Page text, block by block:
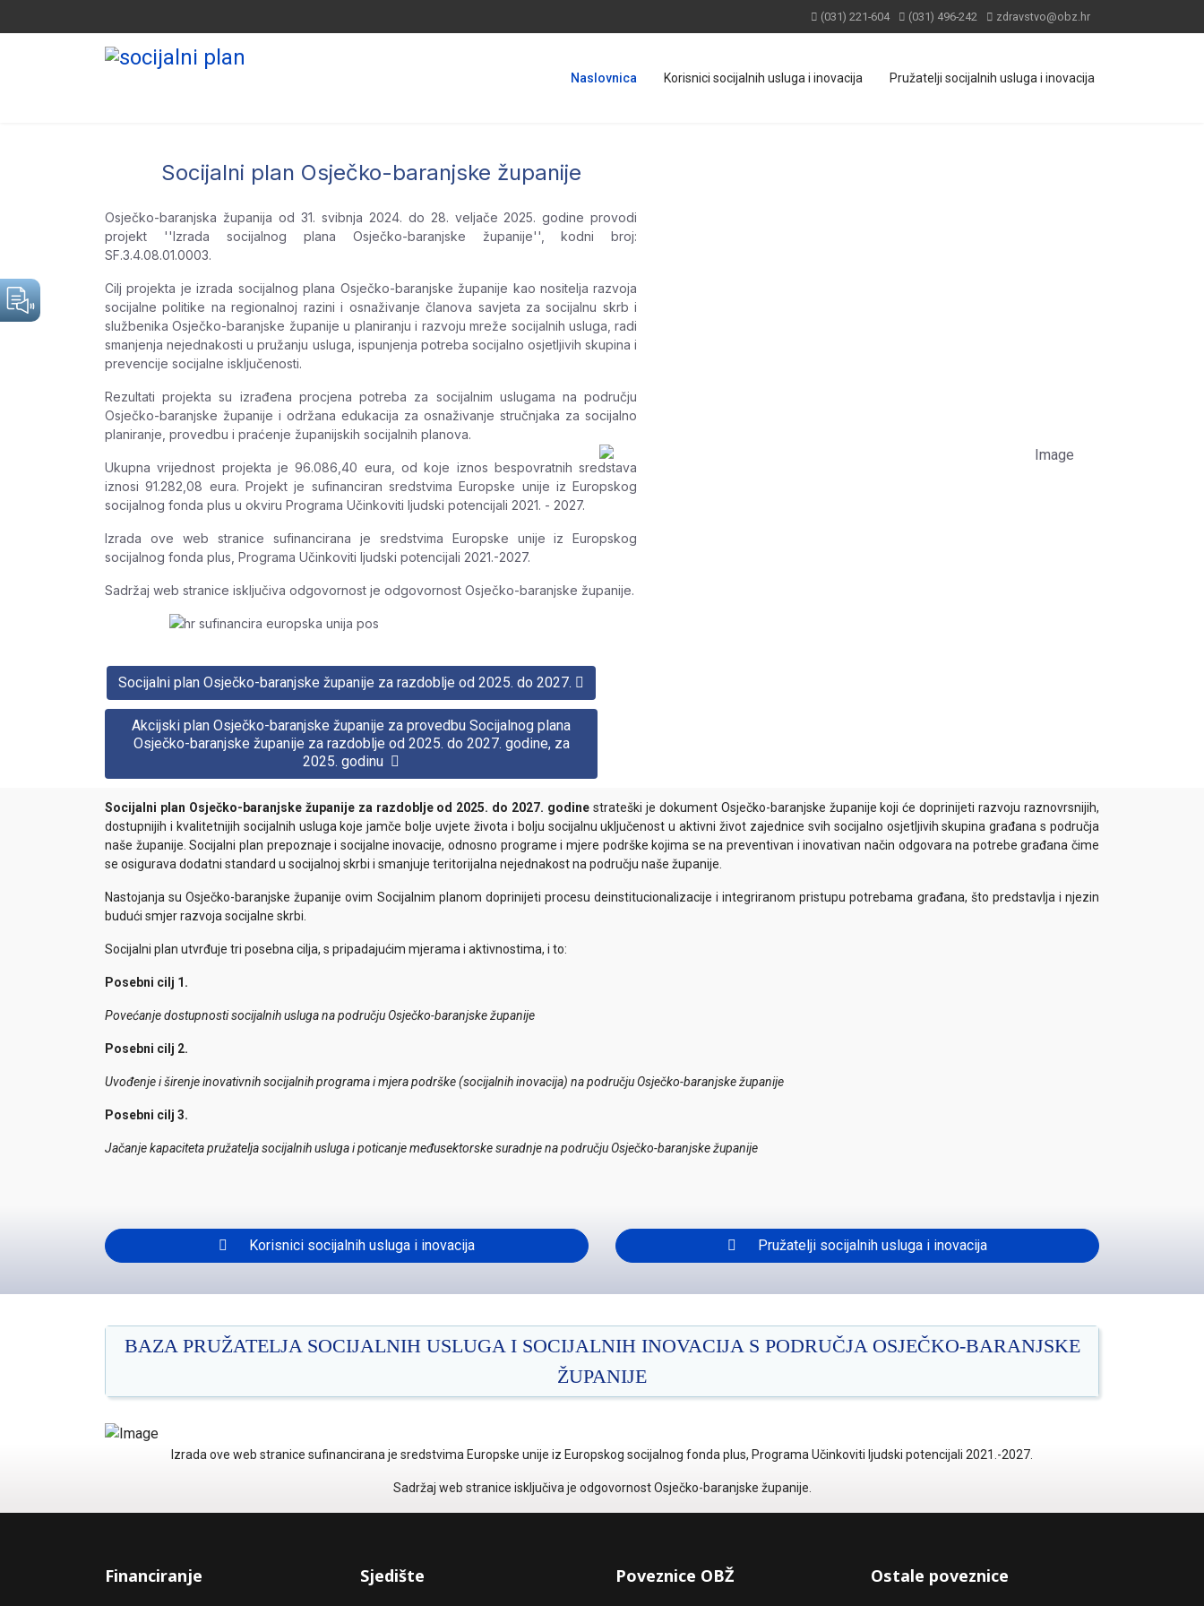
(031) 221-604 (031) 496-242 zdravstvo@obz.hr
Naslovnica Korisnici socijalnih usluga i inovacija Pružatelji socijalnih usluga i inovacija
Socijalni plan Osječko-baranjske županije
Osječko-baranjska županija od 31. svibnja 2024. do 28. veljače 2025. godine provodi
projekt ''Izrada socijalnog plana Osječko-baranjske županije'', kodni broj:
SF.3.4.08.01.0003.
Cilj projekta je izrada socijalnog plana Osječko-baranjske županije kao nositelja razvoja
socijalne politike na regionalnoj razini i osnaživanje članova savjeta za socijalnu skrb i
službenika Osječko-baranjske županije u planiranju i razvoju mreže socijalnih usluga, radi
smanjenja nejednakosti u pružanju usluga, ispunjenja potreba socijalno osjetljivih skupina i
prevencije socijalne isključenosti.
Rezultati projekta su izrađena procjena potreba za socijalnim uslugama na području
Osječko-baranjske županije i održana edukacija za osnaživanje stručnjaka za socijalno
planiranje, provedbu i praćenje županijskih socijalnih planova.
Ukupna vrijednost projekta je 96.086,40 eura, od koje iznos bespovratnih sredstava
iznosi 91.282,08 eura. Projekt je sufinanciran sredstvima Europske unije iz Europskog
socijalnog fonda plus u okviru Programa Učinkoviti ljudski potencijali 2021. - 2027.
Izrada ove web stranice sufinancirana je sredstvima Europske unije iz Europskog
socijalnog fonda plus, Programa Učinkoviti ljudski potencijali 2021.-2027.
Sadržaj web stranice isključiva odgovornost je odgovornost Osječko-baranjske županije.
Socijalni plan Osječko-baranjske županije za razdoblje od 2025. do 2027.
Akcijski plan Osječko-baranjske županije za provedbu Socijalnog plana
Osječko-baranjske županije za razdoblje od 2025. do 2027. godine, za
2025. godinu
Socijalni plan Osječko-baranjske županije za razdoblje od 2025. do 2027. godine strateški je dokument Osječko-baranjske županije koji će doprinijeti razvoju raznovrsnijih,
dostupnijih i kvalitetnijih socijalnih usluga koje jamče bolje uvjete života i bolju socijalnu uključenost u aktivni život zajednice svih socijalno osjetljivih skupina građana s područja
naše županije. Socijalni plan prepoznaje i socijalne inovacije, odnosno programe i mjere podrške kojima se na preventivan i inovativan način odgovara na potrebe građana čime
se osigurava dodatni standard u socijalnoj skrbi i smanjuje teritorijalna nejednakost na području naše županije.
Nastojanja su Osječko-baranjske županije ovim Socijalnim planom doprinijeti procesu deinstitucionalizacije i integriranom pristupu potrebama građana, što predstavlja i njezin
budući smjer razvoja socijalne skrbi.
Socijalni plan utvrđuje tri posebna cilja, s pripadajućim mjerama i aktivnostima, i to:
Posebni cilj 1.
Povećanje dostupnosti socijalnih usluga na području Osječko-baranjske županije
Posebni cilj 2.
Uvođenje i širenje inovativnih socijalnih programa i mjera podrške (socijalnih inovacija) na području Osječko-baranjske županije
Posebni cilj 3.
Jačanje kapaciteta pružatelja socijalnih usluga i poticanje međusektorske suradnje na području Osječko-baranjske županije
Korisnici socijalnih usluga i inovacija Pružatelji socijalnih usluga i inovacija
BAZA PRUŽATELJA SOCIJALNIH USLUGA I SOCIJALNIH INOVACIJA S PODRUČJA OSJEČKO-BARANJSKE
ŽUPANIJE
Izrada ove web stranice sufinancirana je sredstvima Europske unije iz Europskog socijalnog fonda plus, Programa Učinkoviti ljudski potencijali 2021.-2027.
Sadržaj web stranice isključiva je odgovornost Osječko-baranjske županije.
Financiranje Sjedište Poveznice OBŽ Ostale poveznice